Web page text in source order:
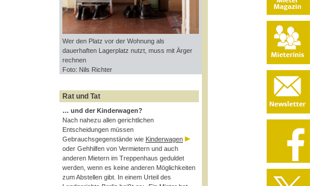
Wer den Platz vor der Wohnung als
dauerhaften Lagerplatz nutzt, muss mit Ärger
rechnen
Foto: Nils Richter
Rat und Tat
… und der Kinderwagen?
Nach nahezu allen gerichtlichen
Entscheidungen müssen
Gebrauchsgegenstände wie Kinderwagen
oder Gehhilfen von Vermietern und auch
anderen Mietern im Treppenhaus geduldet
werden, wenn es keine anderen Möglichkeiten
zum Abstellen gibt. In einem Urteil des